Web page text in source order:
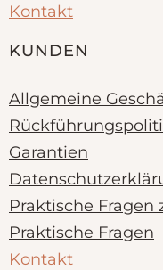
Kontakt
KUNDEN
Allgemeine
Garantien
Praktische Fragen
Praktische Fragen
Kontakt